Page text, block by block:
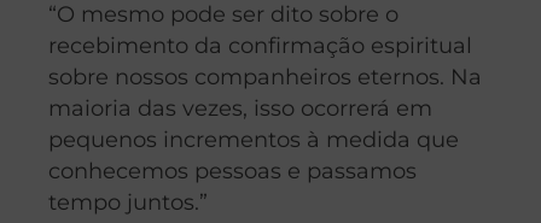
“O mesmo pode ser dito sobre o
recebimento da confirmação espiritual
sobre nossos companheiros eternos. Na
maioria das vezes, isso ocorrerá em
pequenos incrementos à medida que
conhecemos pessoas e passamos
tempo juntos.”